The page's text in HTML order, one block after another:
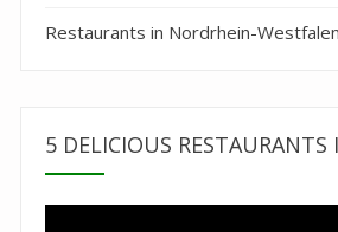
Restaurants in Nordrhein-Westfalen
5 DELICIOUS RESTAURANTS